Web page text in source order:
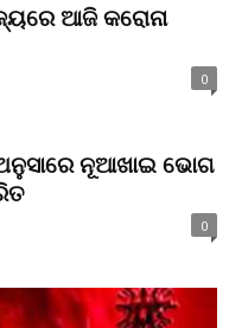
ଆଜି କରୋନା
0
ନୂଆଖାଇ ଭୋଗ
0